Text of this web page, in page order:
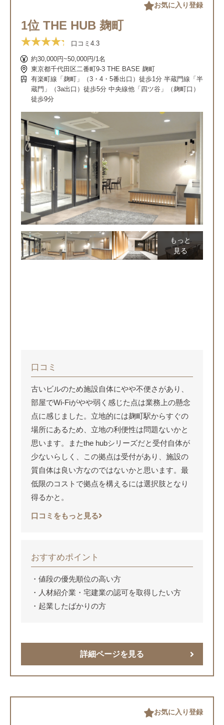
1位 THE HUB 麹町
口コミ 4.3
約30,000円~50,000円/1名
東京都千代田区二番町9-3 THE BASE 麹町
有楽町線「麹町」（3・4・5番出口）徒歩1分 半蔵門線「半
蔵門」（3a出口）徒歩5分 中央線他「四ツ谷」（麹町口）
徒歩9分
お気に入り登録
もっと
見る
口コミ
古いビルのため施設自体にやや不便さがあり、
部屋でWi-Fiがやや弱く感じた点は業務上の懸念
点に感じました。立地的には麹町駅からすぐの
場所にあるため、立地の利便性は問題ないかと
思います。またthe hubシリーズだと受付自体が
少ないらしく、この拠点は受付があり、施設の
質自体は良い方なのではないかと思います。最
低限のコストで拠点を構えるには選択肢となり
得るかと。
口コミをもっと見る
おすすめポイント
値段の優先順位の高い方
人材紹介業・宅建業の認可を取得したい方
起業したばかりの方
詳細ページを見る
お気に入り登録